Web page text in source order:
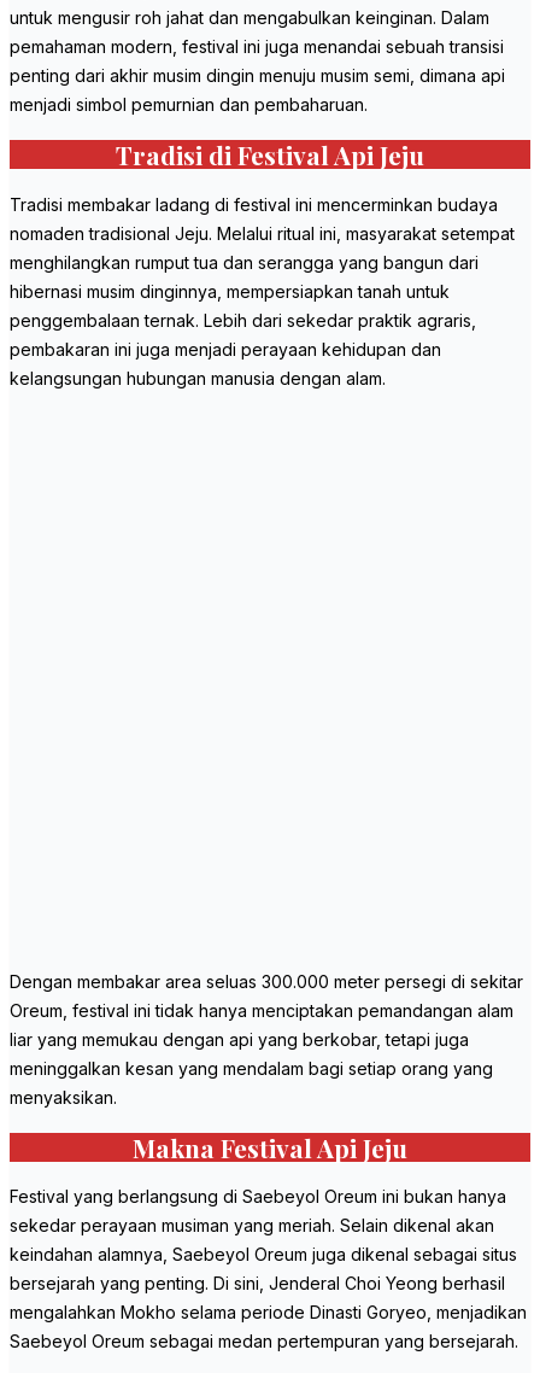
untuk mengusir roh jahat dan mengabulkan keinginan. Dalam
pemahaman modern, festival ini juga menandai sebuah transisi
penting dari akhir musim dingin menuju musim semi, dimana api
menjadi simbol pemurnian dan pembaharuan.
Tradisi di Festival Api Jeju
Tradisi membakar ladang di festival ini mencerminkan budaya
nomaden tradisional Jeju. Melalui ritual ini, masyarakat setempat
menghilangkan rumput tua dan serangga yang bangun dari
hibernasi musim dinginnya, mempersiapkan tanah untuk
penggembalaan ternak. Lebih dari sekedar praktik agraris,
pembakaran ini juga menjadi perayaan kehidupan dan
kelangsungan hubungan manusia dengan alam.
Dengan membakar area seluas 300.000 meter persegi di sekitar
Oreum, festival ini tidak hanya menciptakan pemandangan alam
liar yang memukau dengan api yang berkobar, tetapi juga
meninggalkan kesan yang mendalam bagi setiap orang yang
menyaksikan.
Makna Festival Api Jeju
Festival yang berlangsung di Saebeyol Oreum ini bukan hanya
sekedar perayaan musiman yang meriah. Selain dikenal akan
keindahan alamnya, Saebeyol Oreum juga dikenal sebagai situs
bersejarah yang penting. Di sini, Jenderal Choi Yeong berhasil
mengalahkan Mokho selama periode Dinasti Goryeo, menjadikan
Saebeyol Oreum sebagai medan pertempuran yang bersejarah.